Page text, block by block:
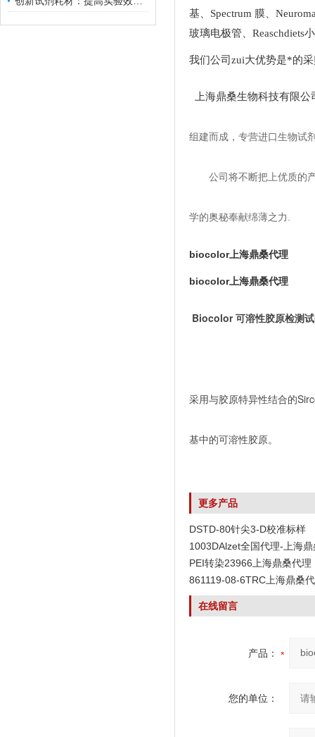
基
Spectrum 膜
玻璃电极管
Reaschdiets
我们公司zui大优势是*的
上海鼎桑生物科技有限公
组建而成，专营进口生物试
公司将不断把上优质的
学的奥秘奉献绵薄之力.
biocolor上海鼎桑代理
biocolor上海鼎桑代理
Biocolor 可溶性胶原检测
采用与胶原特异性结合的
基中的可溶性胶原。
更多产品
DSTD-80针尖3-D校准标样
1003DAlzet全国代理-上海鼎
PEI转染23966上海鼎桑代理
861119-08-6TRC上海鼎桑
在线留言
产品：
您的单位：